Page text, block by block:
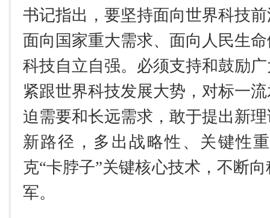
书记指出，要坚持面向世界科技
面向国家重大需求、面向人民生
科技自立自强。必须支持和鼓励
紧跟世界科技发展大势，对标一
迫需要和长远需求，敢于提出新
新路径，多出战略性、关键性
克“卡脖子”关键核心技术，不断
军。